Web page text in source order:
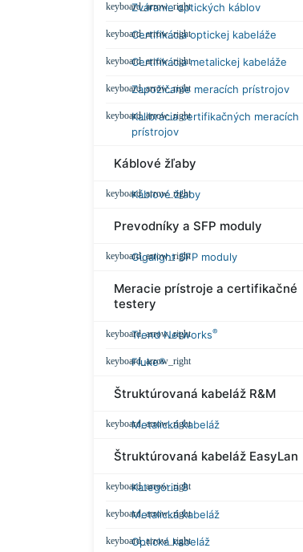
Zváranie optických káblov
Certifikácia optickej kabeláže
Certifikácia metalickej kabeláže
Zapožičanie meracích prístrojov
Kalibrácia certifikačných meracích
prístrojov
Káblové žľaby
Káblové žľaby
Prevodníky a SFP moduly
Gigalight SFP moduly
Meracie prístroje a certifikačné
testery
Trend Networks®
Fluke®
Štruktúrovaná kabeláž R&M
Metalická kabeláž
Štruktúrovaná kabeláž EasyLan
Kategória 8
Metalická kabeláž
Optická kabeláž